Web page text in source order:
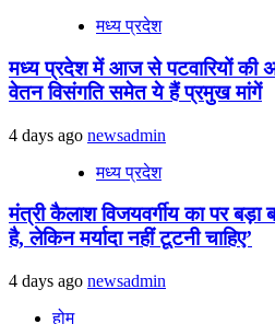
मध्य प्रदेश
मध्य प्रदेश में आज से पटवारियों की
वेतन विसंगति समेत ये हैं प्रमुख मांगें
4 days ago newsadmin
मध्य प्रदेश
मंत्री कैलाश विजयवर्गीय का पर
है, लेकिन मर्यादा नहीं टूटनी चाहिए’
4 days ago newsadmin
होम